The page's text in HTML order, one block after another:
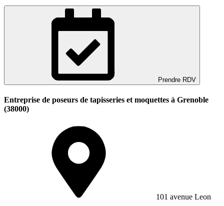
Prendre RDV
Entreprise de poseurs de tapisseries et moquettes à Grenoble
(38000)
101 avenue Leon